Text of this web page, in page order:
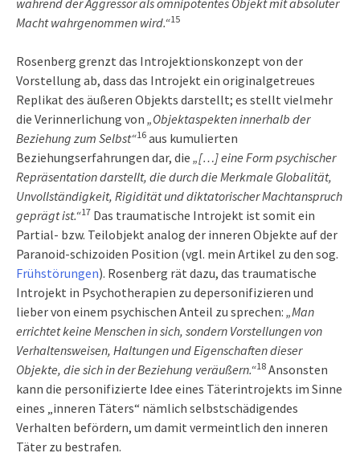
während der Aggressor als omnipotentes Objekt mit absoluter
Macht wahrgenommen wird.“15
Rosenberg grenzt das Introjektionskonzept von der
Vorstellung ab, dass das Introjekt ein originalgetreues
Replikat des äußeren Objekts darstellt; es stellt vielmehr
die Verinnerlichung von „Objektaspekten innerhalb der
Beziehung zum Selbst“16 aus kumulierten
Beziehungserfahrungen dar, die „[…] eine Form psychischer
Repräsentation darstellt, die durch die Merkmale Globalität,
Unvollständigkeit, Rigidität und diktatorischer Machtanspruch
geprägt ist.“17 Das traumatische Introjekt ist somit ein
Partial- bzw. Teilobjekt analog der inneren Objekte auf der
Paranoid-schizoiden Position (vgl. mein Artikel zu den sog.
Frühstörungen). Rosenberg rät dazu, das traumatische
Introjekt in Psychotherapien zu depersonifizieren und
lieber von einem psychischen Anteil zu sprechen: „Man
errichtet keine Menschen in sich, sondern Vorstellungen von
Verhaltensweisen, Haltungen und Eigenschaften dieser
Objekte, die sich in der Beziehung veräußern.“18 Ansonsten
kann die personifizierte Idee eines Täterintrojekts im Sinne
eines „inneren Täters“ nämlich selbstschädigendes
Verhalten befördern, um damit vermeintlich den inneren
Täter zu bestrafen.